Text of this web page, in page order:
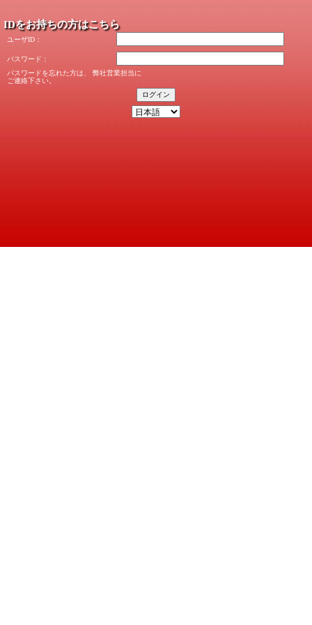
IDをお持ちの方はこちら
ユーザID：
パスワード：
パスワードを忘れた方は、 弊社営業担当に
ご連絡下さい。
ログイン